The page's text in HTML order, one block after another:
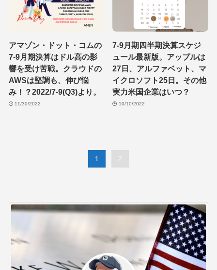
アマゾン・ドット・コムの
7-9月期決算はドル高の影
響を受け苦戦。クラウドの
AWSは堅調も、伸び悩
み！？2022/7-9(Q3)より。
11/30/2022
7-9月期四半期決算スケジ
ュール最新版。アップルは
27日、アルファベット、マ
イクロソフト25日。その他
実力米国企業はいつ？
10/10/2022
1 2